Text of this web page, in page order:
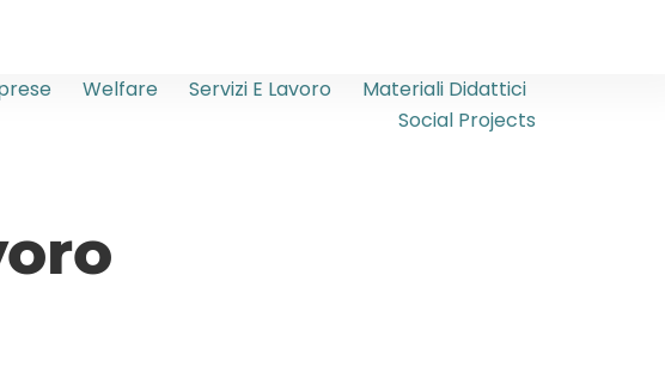
Welfare Servizi E Lavoro
Materiali Didattici
Social Projects